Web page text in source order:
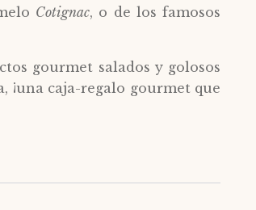
Cotignac, o de los famosos
gourmet salados y golosos
¡una caja-regalo gourmet que